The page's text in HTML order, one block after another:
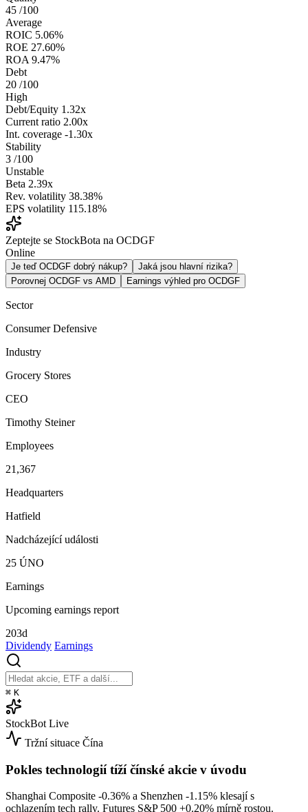
45 /100
Average
ROIC 5.06%
ROE 27.60%
ROA 9.47%
Debt
20 /100
High
Debt/Equity 1.32x
Current ratio 2.00x
Int. coverage -1.30x
Stability
3 /100
Unstable
Beta 2.39x
Rev. volatility 38.38%
EPS volatility 115.18%
Zeptejte se StockBota na OCDGF
Online
Je teď OCDGF dobrý nákup?
Jaká jsou hlavní rizika?
Porovnej OCDGF vs AMD
Earnings výhled pro OCDGF
Sector
Consumer Defensive
Industry
Grocery Stores
CEO
Timothy Steiner
Employees
21,367
Headquarters
Hatfield
Nadcházející události
25 ÚNO
Earnings
Upcoming earnings report
203d
Dividendy Earnings
⌘ K
StockBot Live
Tržní situace Čína
Pokles technologií tíží čínské akcie v úvodu
Shanghai Composite -0.36% a Shenzhen -1.15% klesají s
ochlazením tech rally. Futures S&P 500 +0.20% mírně rostou.